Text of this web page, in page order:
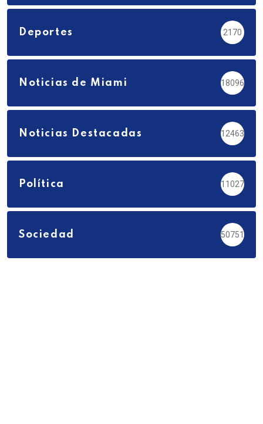
Deportes 2170
Noticias de Miami 18096
Noticias Destacadas 12463
Política 11027
Sociedad 50751